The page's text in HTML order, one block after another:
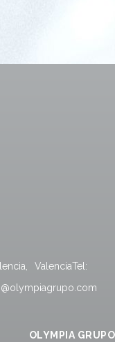
ValenciaTel:
OLYMPIA GRUPO